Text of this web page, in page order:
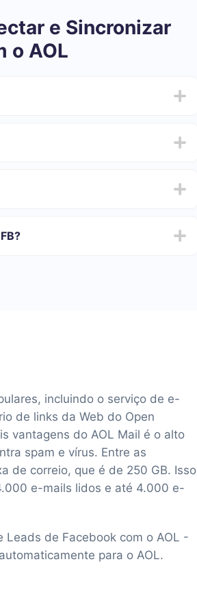
e Sincronizar
o AOL
incluindo o serviço de e-
de links da Web do Open
vantagens do AOL Mail é o alto
spam e vírus. Entre as
de correio, que é de 250 GB. Isso
e-mails lidos e até 4.000 e-
Leads de Facebook com o AOL -
para o AOL.